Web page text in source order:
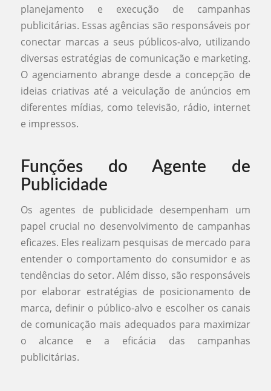
planejamento e execução de campanhas
publicitárias. Essas agências são responsáveis por
conectar marcas a seus públicos-alvo, utilizando
diversas estratégias de comunicação e marketing.
O agenciamento abrange desde a concepção de
ideias criativas até a veiculação de anúncios em
diferentes mídias, como televisão, rádio, internet
e impressos.
Funções do Agente de
Publicidade
Os agentes de publicidade desempenham um
papel crucial no desenvolvimento de campanhas
eficazes. Eles realizam pesquisas de mercado para
entender o comportamento do consumidor e as
tendências do setor. Além disso, são responsáveis
por elaborar estratégias de posicionamento de
marca, definir o público-alvo e escolher os canais
de comunicação mais adequados para maximizar
o alcance e a eficácia das campanhas
publicitárias.